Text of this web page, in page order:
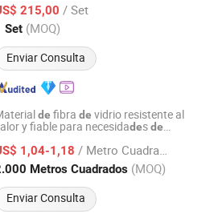
215,00 / Set
Set (MOQ)
Enviar Consulta
Desde 2015
de fibra de vidrio resistente al
y fiable para necesidadesde
1,04-1,18 / Metro Cuadrado
Metros Cuadrados (MOQ)
Enviar Consulta
Co., Ltd.
Desde 2024